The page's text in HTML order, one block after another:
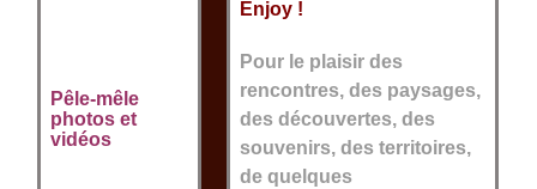
Pêle-mêle
photos et
vidéos
Enjoy !
Pour le plaisir des
rencontres, des paysages,
des découvertes, des
souvenirs, des territoires,
de quelques